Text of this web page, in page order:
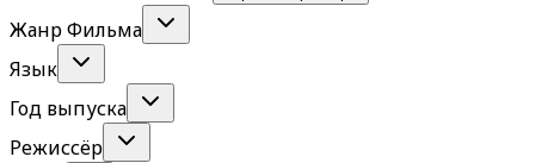
Жанр Фильма
Язык
Год выпуска
Режиссёр